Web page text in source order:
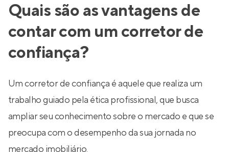
Quais são as vantagens de
contar com um corretor de
confiança?
Um corretor de confiança é aquele que realiza um
trabalho guiado pela ética profissional, que busca
ampliar seu conhecimento sobre o mercado e que se
preocupa com o desempenho da sua jornada no
mercado imobiliário.